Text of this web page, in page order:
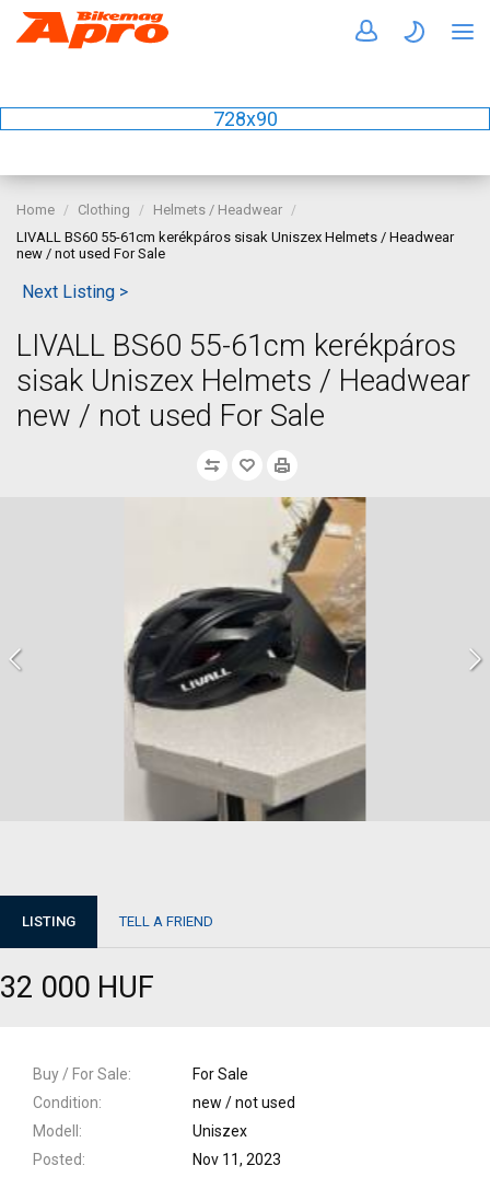
728x90
Home Clothing
Helmets / Headwear
LIVALL BS60 55-61cm kerékpáros sisak Uniszex Helmets / Headwear
new / not used For Sale
Next Listing >
LIVALL BS60 55-61cm kerékpáros
sisak Uniszex Helmets / Headwear
new / not used For Sale
LISTING TELL A FRIEND
32 000 HUF
Buy / For Sale
For Sale
Condition
new / not used
Modell
Uniszex
Posted
Nov 11, 2023